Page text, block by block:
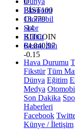
BİST100
13.779
-14
BITCOIN
64.840,97
-0.15
Ekonomi
Otomobil
Spor
Kültür
Resmi İlan
Hava Durumu
Fikstür Tüm
Dünya Eğitim
Medya
Son Dakika
Haberleri
Facebook
Künye / İletişim